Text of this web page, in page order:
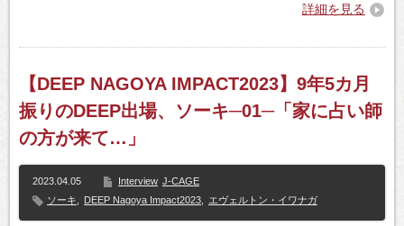
詳細を見る
【DEEP NAGOYA IMPACT2023】9年5カ月
振りのDEEP出場、ソーキ─01─「家に占い師
の方が来て…」
2023.04.05 Interview J-CAGE
ソーキ
DEEP Nagoya Impact2023 エヴェルトン・イワナガ